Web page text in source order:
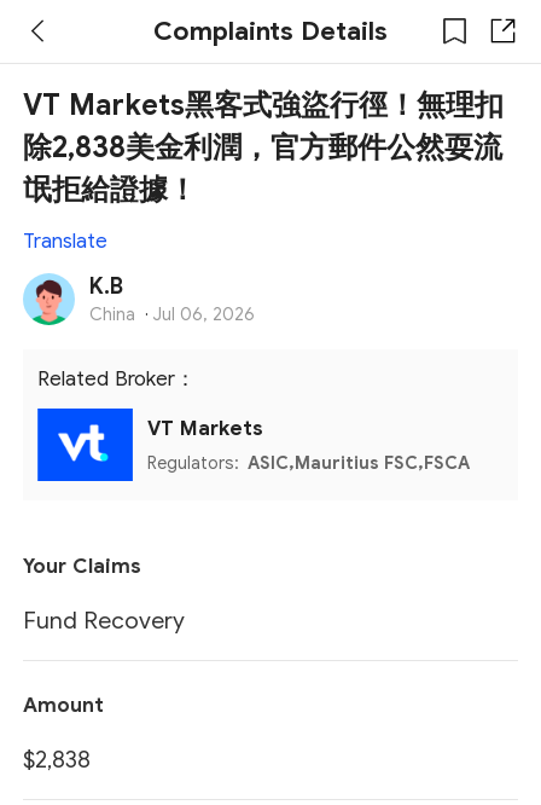
Complaints Details
VT Markets黑客式強盜行徑！無理扣
除2,838美金利潤，官方郵件公然耍流
氓拒給證據！
Translate
K.B
China · Jul 06, 2026
Related Broker：
VT Markets
Regulators: ASIC,Mauritius FSC,FSCA
Your Claims
Fund Recovery
Amount
$2,838